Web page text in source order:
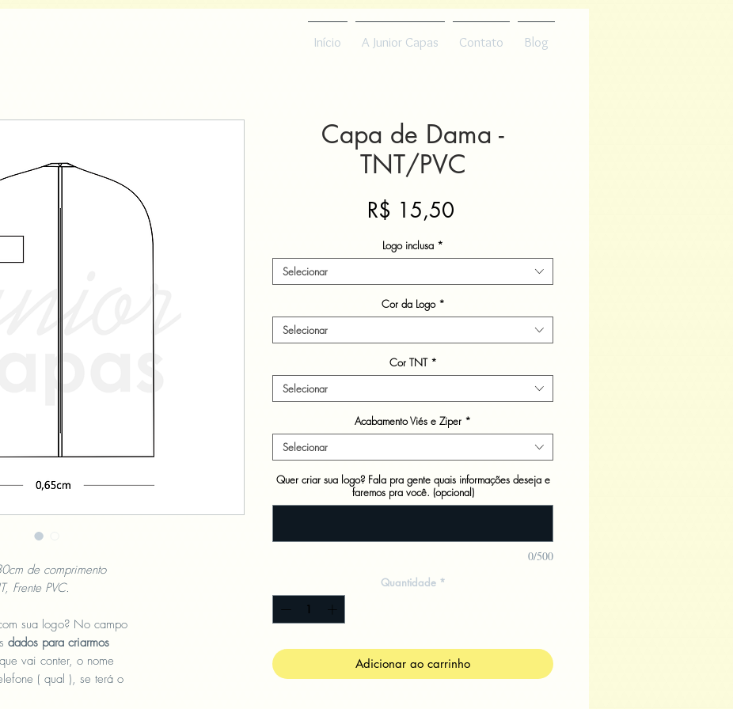
Início A Junior Capas Contato Blog
de comprimento
Frente PVC.
sua logo? No campo
dados para criarmos
vai conter, o nome
( qual ), se terá o
Capa de Dama -
TNT/PVC
R$ 15,50
Logo inclusa *
Selecionar
Cor da Logo *
Selecionar
Cor TNT *
Selecionar
Acabamento Viés e Ziper *
Selecionar
Quer criar sua logo? Fala pra gente quais informações deseja e
faremos pra você. (opcional)
0/500
Quantidade *
Adicionar ao carrinho